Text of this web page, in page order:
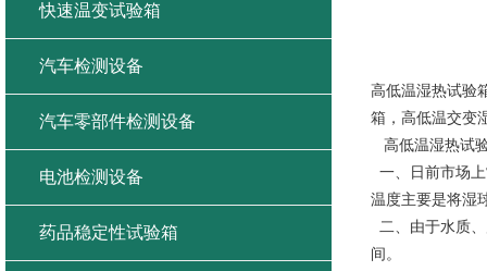
高低温湿热试验
箱，高低温交变
高低温湿热试
一、日前市场
温度主要是将湿
二、由于水质
间。
快速温变试验箱
汽车检测设备
汽车零部件检测设备
电池检测设备
药品稳定性试验箱